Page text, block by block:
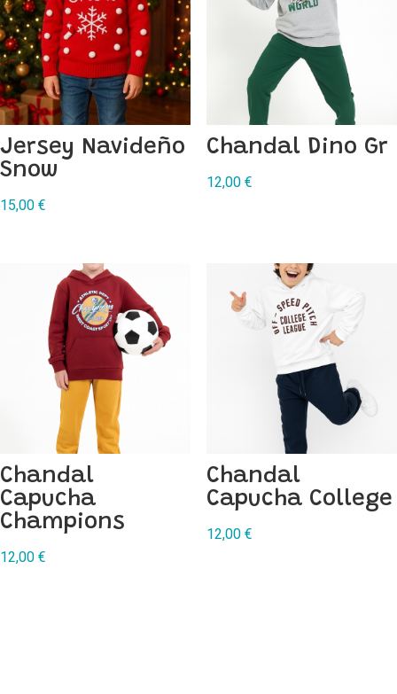
Jersey Navideño
Snow
15,00 €
Chandal Dino Gr
12,00 €
Chandal
Capucha
Champions
12,00 €
Chandal
Capucha College
12,00 €